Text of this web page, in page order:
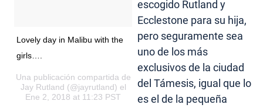
Lovely day in Malibu with the
girls….
Una publicación compartida de
Jay Rutland (@jayrutland) el
Ene 2, 2018 at 11:23 PST
escogido Rutland y
Ecclestone para su hija,
pero seguramente sea
uno de los más
exclusivos de la ciudad
del Támesis, igual que lo
es el de la pequeña